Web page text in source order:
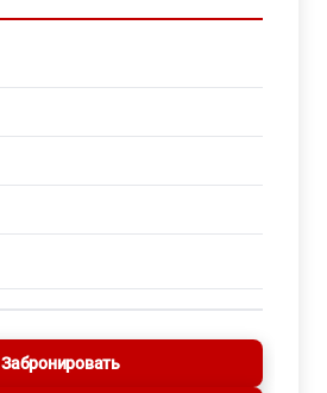
Забронировать